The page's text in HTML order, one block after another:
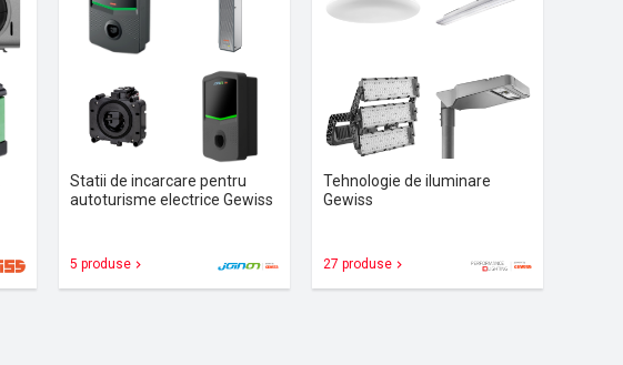
Statii de incarcare pentru
autoturisme electrice Gewiss
5 produse
Tehnologie de iluminare
Gewiss
27 produse